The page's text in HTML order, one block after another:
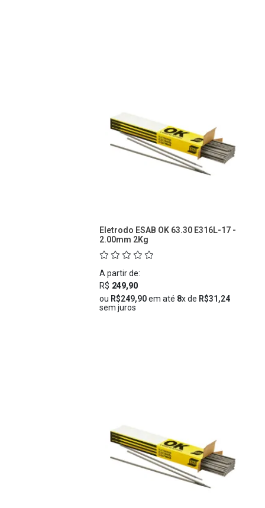
Eletrodo ESAB OK 63.30 E316L-17 -
2.00mm 2Kg
A partir de:
R$ 249,90
ou R$249,90em até 8x de R$31,24
sem juros